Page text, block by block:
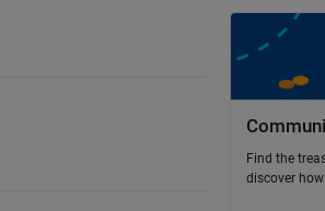
Find the
discover